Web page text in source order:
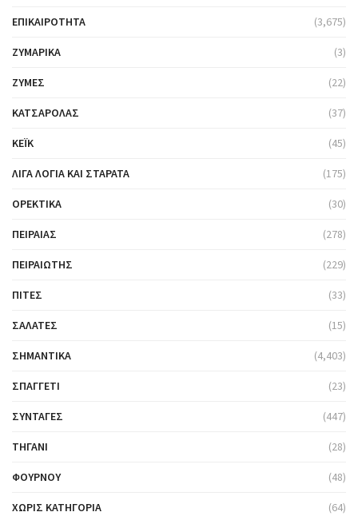
ΕΠΙΚΑΙΡΌΤΗΤΑ (3,675)
ΖΥΜΑΡΙΚΆ (3)
ΖΎΜΕΣ (22)
ΚΑΤΣΑΡΌΛΑΣ (37)
ΚΈΙΚ (45)
ΛΊΓΑ ΛΌΓΙΑ ΚΑΙ ΣΤΑΡΆΤΑ (175)
ΟΡΕΚΤΙΚΆ (30)
ΠΕΙΡΑΙΆΣ (278)
ΠΕΙΡΑΙΏΤΗΣ (229)
ΠΊΤΕΣ (33)
ΣΑΛΆΤΕΣ (15)
ΣΗΜΑΝΤΙΚΆ (4,403)
ΣΠΑΓΓΈΤΙ (23)
ΣΥΝΤΑΓΈΣ (447)
ΤΗΓΆΝΙ (28)
ΦΟΎΡΝΟΥ (48)
ΧΩΡΊΣ ΚΑΤΗΓΟΡΊΑ (64)